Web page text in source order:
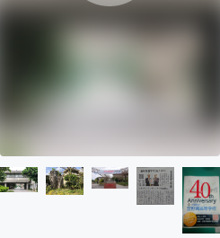
CAMPFIRE for Social Good